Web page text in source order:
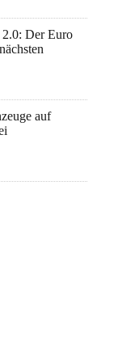
2.0: Der Euro
auf